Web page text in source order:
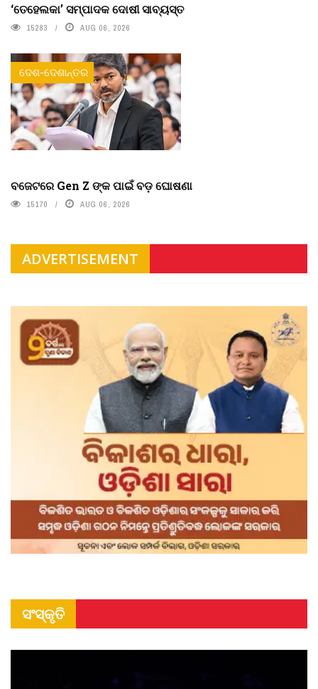
‘ତେହେଲକା’ ସମ୍ପାଦକ ଦୋଷୀ ସାବ୍ୟସ୍ତ
15283 AUG 06, 2026
ଦେଶ-ଦେଶାନ୍ତର
ବଜେଟରେ Gen Z ଙ୍କ ପାଇଁ ବଡ଼ ଘୋଷଣା
15170 AUG 06, 2026
ADVERTISEMENT
ସଂସ୍କୃତି